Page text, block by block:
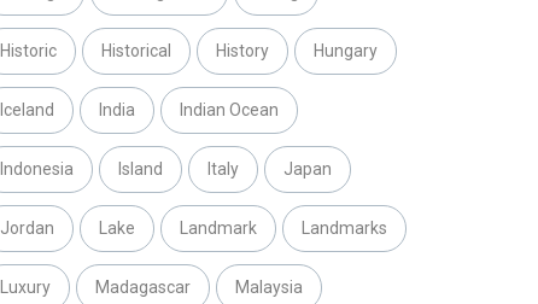
Historic Historical History Hungary
Iceland India Indian Ocean
Indonesia Island Italy Japan
Jordan Lake Landmark Landmarks
Luxury Madagascar Malaysia